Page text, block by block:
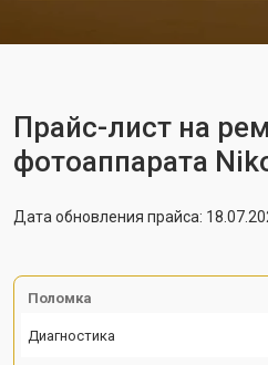
Прайс-лист на
фотоаппарата
Дата обновления прайса:
Поломка
Диагностика